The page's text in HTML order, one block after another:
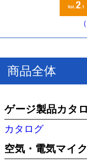
商品全体
ゲージ製品カタ
カタログ
空気・電気マイ